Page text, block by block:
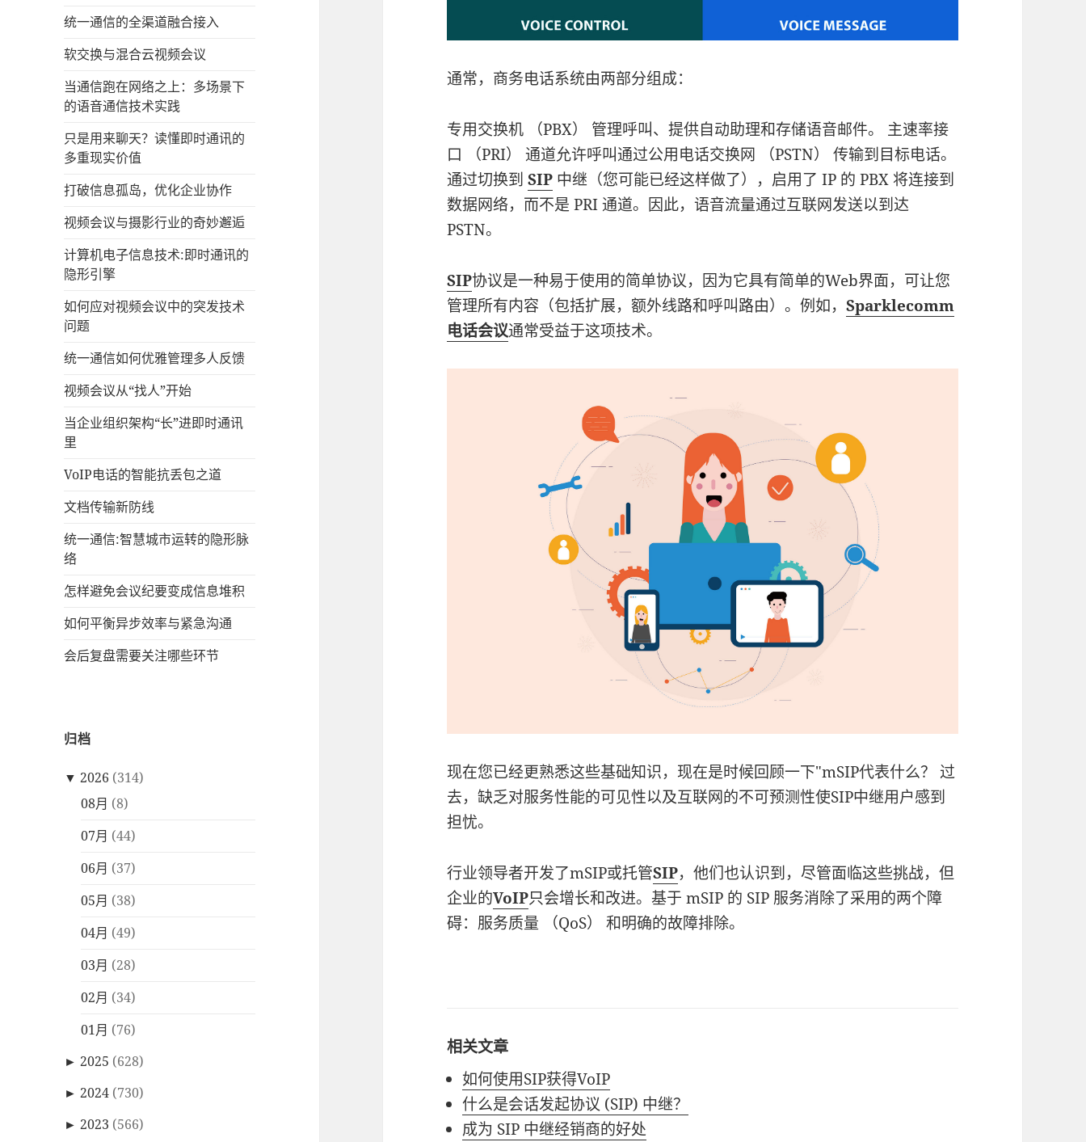
统一通信的‌全渠道融合接入
软交换与混合云视频会议
当通信跑在网络之上：多场景下
的语音通信技术实践
只是用来聊天？读懂即时通讯的
多重现实价值
打破信息孤岛，优化企业协作
视频会议与摄影行业的奇妙邂逅
计算机电子信息技术:即时通讯的
隐形引擎
如何应对视频会议中的突发技术
问题
统一通信如何优雅管理多人反馈
视频会议从“找人”开始
当企业组织架构“长”进即时通讯
里
VoIP电话的智能抗丢包之道
文档传输新防线
统一通信:智慧城市运转的隐形脉
络
怎样避免会议纪要变成信息堆积
如何平衡异步效率与紧急沟通
会后复盘需要关注哪些环节
归档
▼ 2026 (314)
08月 (8)
07月 (44)
06月 (37)
05月 (38)
04月 (49)
03月 (28)
02月 (34)
01月 (76)
► 2025 (628)
► 2024 (730)
► 2023 (566)
通常，商务电话系统由两部分组成：
专用交换机 （PBX） 管理呼叫、提供自动助理和存储语音邮件。 主速率接
口 （PRI） 通道允许呼叫通过公用电话交换网 （PSTN） 传输到目标电话。
通过切换到SIP 中继（您可能已经这样做了），启用了 IP 的 PBX 将连接到
数据网络，而不是 PRI 通道。因此，语音流量通过互联网发送以到达
PSTN。
SIP协议是一种易于使用的简单协议，因为它具有简单的Web界面，可让您
管理所有内容（包括扩展，额外线路和呼叫路由）。例如，Sparklecomm
电话会议通常受益于这项技术。
现在您已经更熟悉这些基础知识，现在是时候回顾一下"mSIP代表什么？ 过
去，缺乏对服务性能的可见性以及互联网的不可预测性使SIP中继用户感到
担忧。
行业领导者开发了mSIP或托管SIP，他们也认识到，尽管面临这些挑战，但
企业的VoIP只会增长和改进。基于 mSIP 的 SIP 服务消除了采用的两个障
碍：服务质量 （QoS） 和明确的故障排除。
相关文章
如何使用SIP获得VoIP
什么是会话发起协议 (SIP) 中继？
成为 SIP 中继经销商的好处